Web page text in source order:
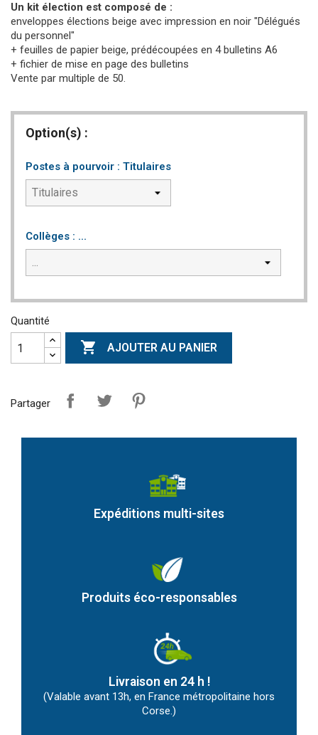
Un kit élection est composé de :
enveloppes élections beige avec impression en noir "Délégués
du personnel"
+ feuilles de papier beige, prédécoupées en 4 bulletins A6
+ fichier de mise en page des bulletins
Vente par multiple de 50.
Option(s) :
Postes à pourvoir : Titulaires
Collèges : ...
Quantité
 AJOUTER AU PANIER
Partager
Expéditions multi-sites
Produits éco-responsables
Livraison en 24 h !
(Valable avant 13h, en France métropolitaine hors
Corse.)